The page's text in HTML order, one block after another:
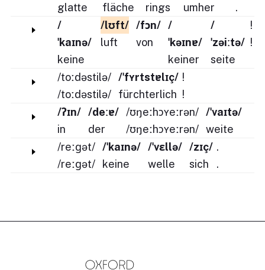
glatte
fläche
rings
umher
.
/
ˈkaɪnə/
keine
/lʊft/
luft
/fɔn/
von
/
ˈkəɪnɐ/
keiner
/
ˈzəiːtə/
seite
!
!
/toːdəstilə/
/toːdəstilə/
/ˈfʏrtstɐlɪç/
fürchterlich
!
!
/ʔɪn/
in
/deːɐ/
der
/ʊŋeːhɔʏeːrən/
/ʊŋeːhɔʏeːrən/
/ˈvaɪtə/
weite
/reːɡət/
/reːɡət/
/ˈkaɪnə/
keine
/ˈvɛllə/
welle
/zɪç/
sich
.
.